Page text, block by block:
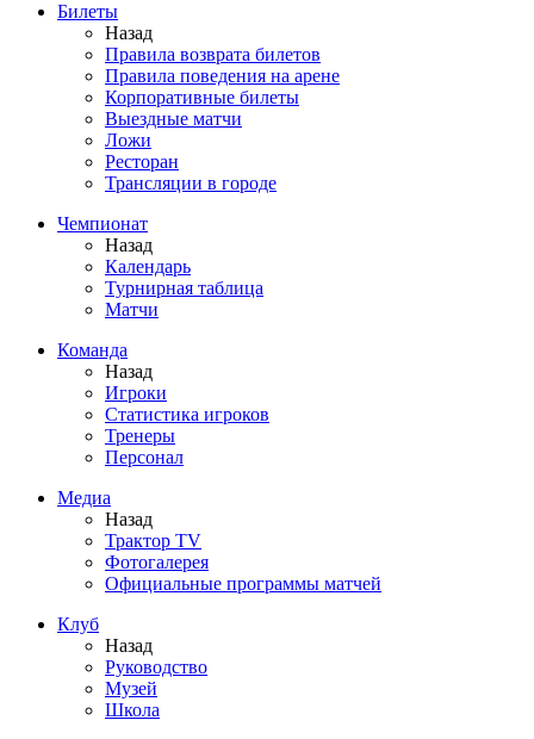
Билеты
Назад
Правила возврата билетов
Правила поведения на арене
Корпоративные билеты
Выездные матчи
Ложи
Ресторан
Трансляции в городе
Чемпионат
Назад
Календарь
Турнирная таблица
Матчи
Команда
Назад
Игроки
Статистика игроков
Тренеры
Персонал
Медиа
Назад
Трактор TV
Фотогалерея
Официальные программы матчей
Клуб
Назад
Руководство
Музей
Школа